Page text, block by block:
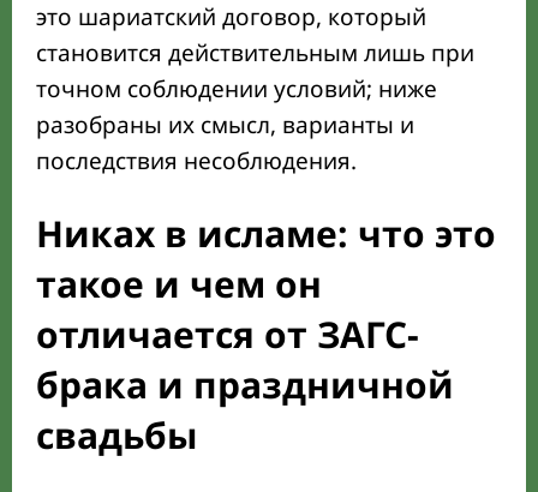
это шариатский договор, который
становится действительным лишь при
точном соблюдении условий; ниже
разобраны их смысл, варианты и
последствия несоблюдения.
Никах в исламе: что это
такое и чем он
отличается от ЗАГС-
брака и праздничной
свадьбы